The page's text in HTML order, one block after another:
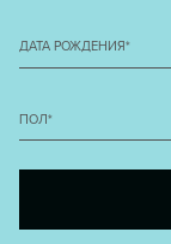
ДАТА РОЖДЕНИЯ*
ПОЛ*